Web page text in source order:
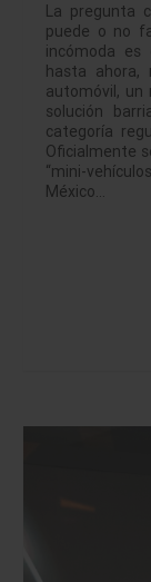
La pregunta
puede o no
incómoda es
hasta
automóvil,
solución
categoría
Oficialmente
“mini-
México…